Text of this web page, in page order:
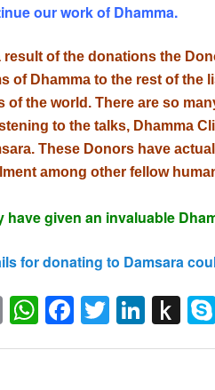
our work of Dhamma.
result of the donations the
of Dhamma to the rest of the
of the world. There are so
to the talks, Dhamma
These Donors have
among other fellow
have given an invaluable
for donating to Damsara
EmailWhatsApp
Facebook
Twitter
to